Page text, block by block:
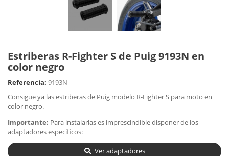
Estriberas R-Fighter S de Puig 9193N en
color negro
Referencia: 9193N
Consigue ya las estriberas de Puig modelo R-Fighter S para moto en
color negro.
Importante: Para instalarlas es imprescindible disponer de los
adaptadores específicos:
Ver adaptadores